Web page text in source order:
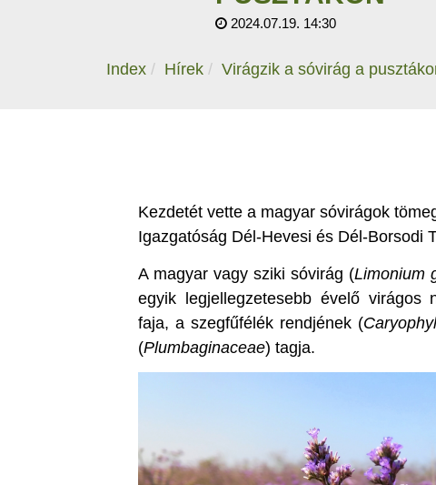
2024.07.19. 14:30
Index Hírek Virágzik a sóvirág a
Kezdetét vette a magyar sóvirágok
Igazgatóság Dél-Hevesi és Dél-Borsodi
A magyar vagy sziki sóvirág (Limonium
egyik legjellegzetesebb évelő virágos
faja, a szegfűfélék rendjének (
(Plumbaginaceae) tagja.